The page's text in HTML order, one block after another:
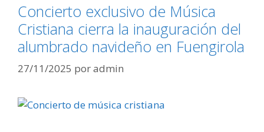
Concierto exclusivo de Música
Cristiana cierra la inauguración del
alumbrado navideño en Fuengirola
27/11/2025 poradmin